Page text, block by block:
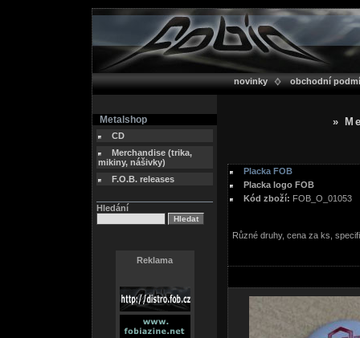
novinky obchodní
Metalshop
CD
Merchandise (trika,
mikiny, nášivky)
F.O.B. releases
Hledání
Reklama
»
Placka FOB
Placka logo FOB
Kód zboží: FOB_O_01053
Různé druhy, cena za ks,